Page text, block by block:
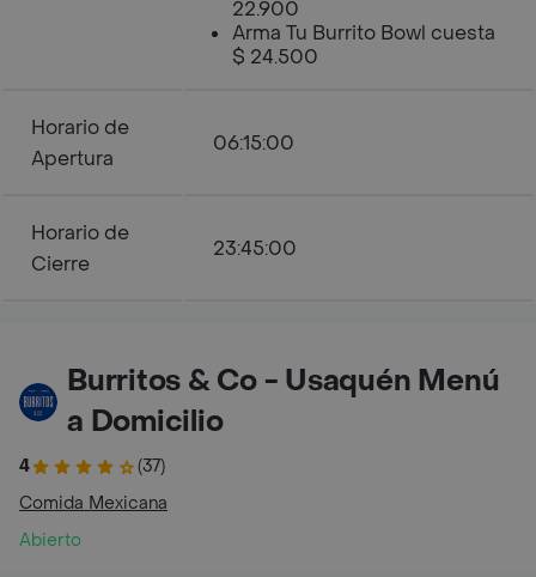
22.900
Arma Tu Burrito Bowl cuesta
$ 24.500
Horario de
Apertura
06:15:00
Horario de
Cierre
23:45:00
Burritos & Co - Usaquén Menú
a Domicilio
4
(37)
Comida Mexicana
Abierto